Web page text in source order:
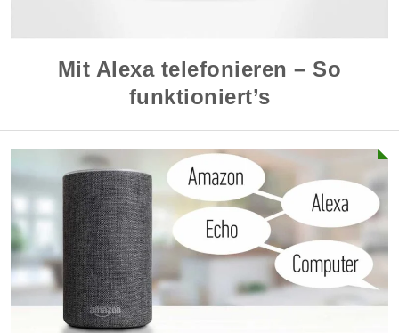
Mit Alexa telefonieren – So
funktioniert’s